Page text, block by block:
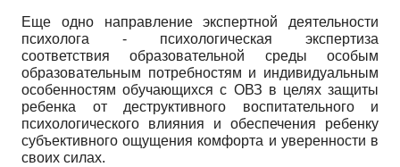
Еще одно направление экспертной деятельности
психолога - психологическая экспертиза
соответствия образовательной среды особым
образовательным потребностям и индивидуальным
особенностям обучающихся с ОВЗ в целях защиты
ребенка от деструктивного воспитательного и
психологического влияния и обеспечения ребенку
субъективного ощущения комфорта и уверенности в
своих силах.